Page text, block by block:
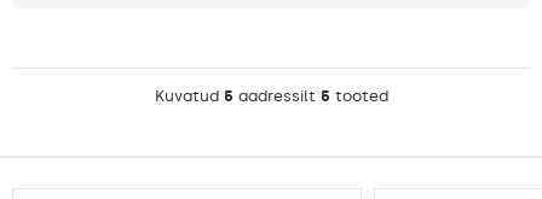
Kuvatud 5 aadressilt 5 tooted